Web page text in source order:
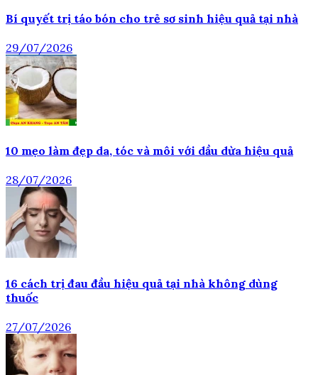
Bí quyết trị táo bón cho trẻ sơ sinh hiệu quả tại nhà
29/07/2026
10 mẹo làm đẹp da, tóc và môi với dầu dừa hiệu quả
28/07/2026
16 cách trị đau đầu hiệu quả tại nhà không dùng
thuốc
27/07/2026